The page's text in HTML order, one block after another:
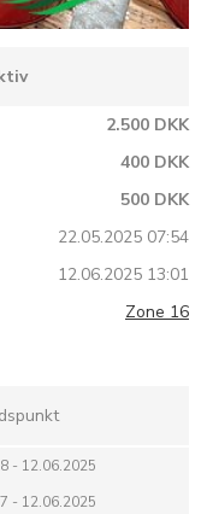
2.500 DKK
400 DKK
500 DKK
22.05.2025 07:54
12.06.2025 13:01
Zone 16
- 12.06.2025
- 12.06.2025